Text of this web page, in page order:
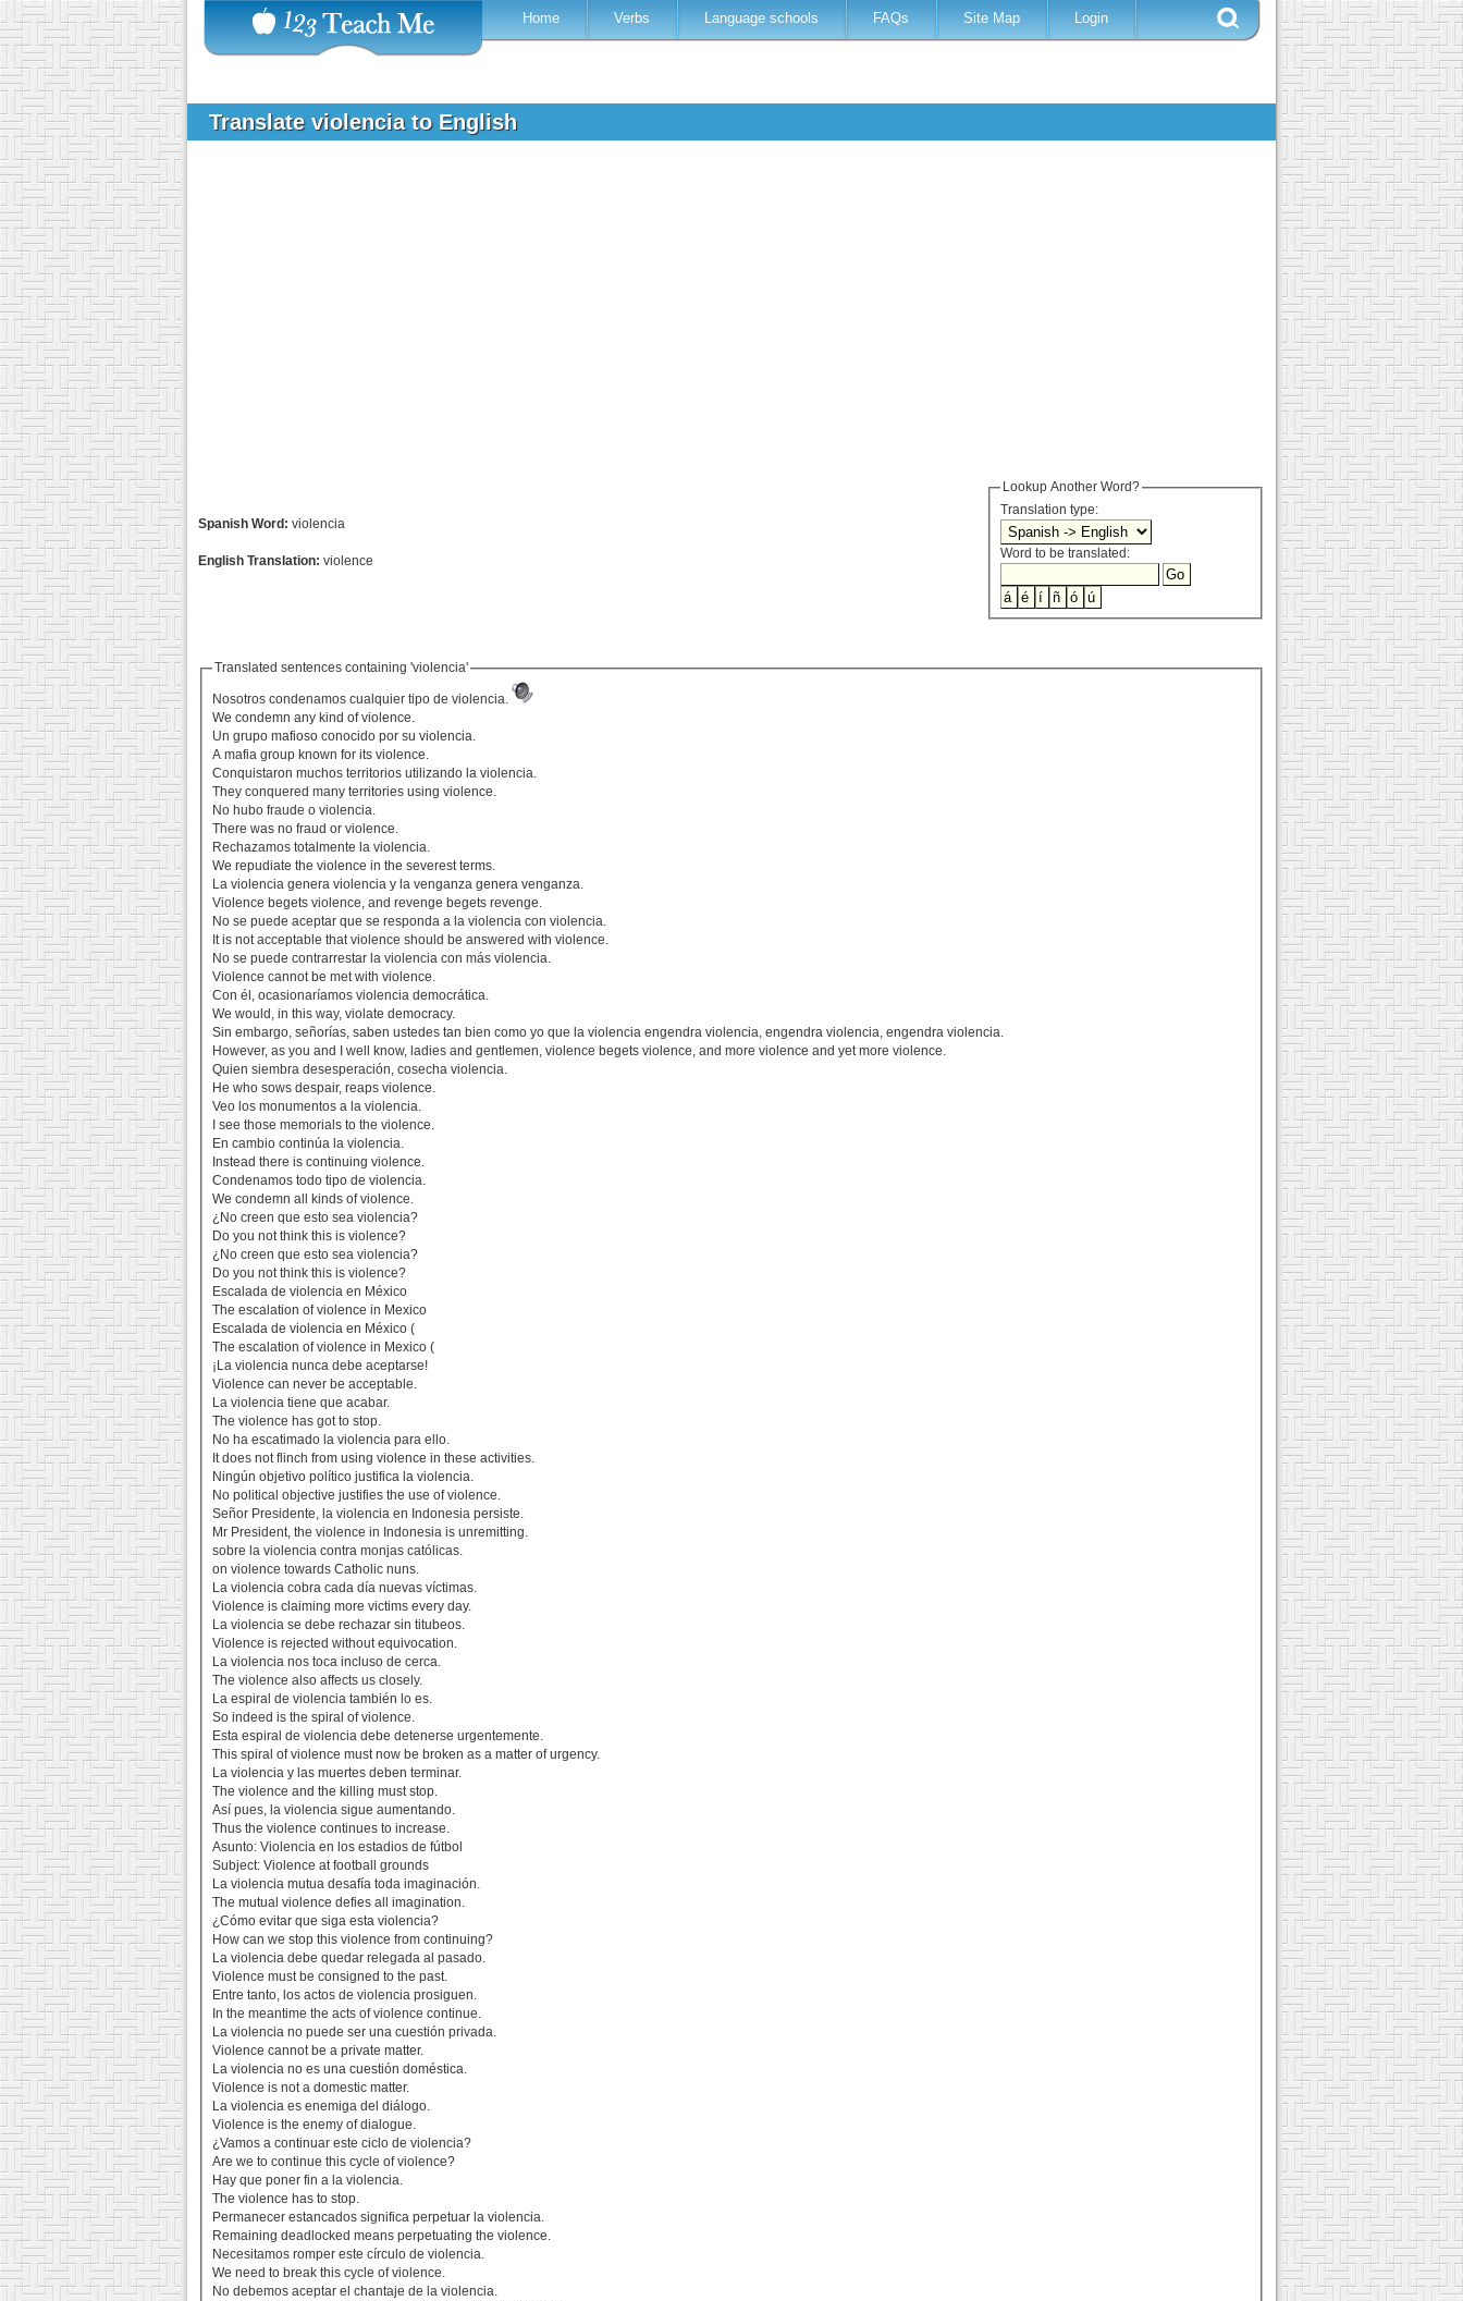
Home Verbs Language schools FAQs Site Map Login
Translate violencia to English
Lookup Another Word?
Translation type:
Word to be translated:
Spanish Word: violencia
English Translation: violence
Translated sentences containing 'violencia'
Nosotros condenamos cualquier tipo de violencia.
We condemn any kind of violence.
Un grupo mafioso conocido por su violencia.
A mafia group known for its violence.
Conquistaron muchos territorios utilizando la violencia.
They conquered many territories using violence.
No hubo fraude o violencia.
There was no fraud or violence.
Rechazamos totalmente la violencia.
We repudiate the violence in the severest terms.
La violencia genera violencia y la venganza genera venganza.
Violence begets violence, and revenge begets revenge.
No se puede aceptar que se responda a la violencia con violencia.
It is not acceptable that violence should be answered with violence.
No se puede contrarrestar la violencia con más violencia.
Violence cannot be met with violence.
Con él, ocasionaríamos violencia democrática.
We would, in this way, violate democracy.
Sin embargo, señorías, saben ustedes tan bien como yo que la violencia engendra violencia, engendra violencia, engendra violencia.
However, as you and I well know, ladies and gentlemen, violence begets violence, and more violence and yet more violence.
Quien siembra desesperación, cosecha violencia.
He who sows despair, reaps violence.
Veo los monumentos a la violencia.
I see those memorials to the violence.
En cambio continúa la violencia.
Instead there is continuing violence.
Condenamos todo tipo de violencia.
We condemn all kinds of violence.
¿No creen que esto sea violencia?
Do you not think this is violence?
¿No creen que esto sea violencia?
Do you not think this is violence?
Escalada de violencia en México
The escalation of violence in Mexico
Escalada de violencia en México (
The escalation of violence in Mexico (
¡La violencia nunca debe aceptarse!
Violence can never be acceptable.
La violencia tiene que acabar.
The violence has got to stop.
No ha escatimado la violencia para ello.
It does not flinch from using violence in these activities.
Ningún objetivo político justifica la violencia.
No political objective justifies the use of violence.
Señor Presidente, la violencia en Indonesia persiste.
Mr President, the violence in Indonesia is unremitting.
sobre la violencia contra monjas católicas.
on violence towards Catholic nuns.
La violencia cobra cada día nuevas víctimas.
Violence is claiming more victims every day.
La violencia se debe rechazar sin titubeos.
Violence is rejected without equivocation.
La violencia nos toca incluso de cerca.
The violence also affects us closely.
La espiral de violencia también lo es.
So indeed is the spiral of violence.
Esta espiral de violencia debe detenerse urgentemente.
This spiral of violence must now be broken as a matter of urgency.
La violencia y las muertes deben terminar.
The violence and the killing must stop.
Así pues, la violencia sigue aumentando.
Thus the violence continues to increase.
Asunto: Violencia en los estadios de fútbol
Subject: Violence at football grounds
La violencia mutua desafía toda imaginación.
The mutual violence defies all imagination.
¿Cómo evitar que siga esta violencia?
How can we stop this violence from continuing?
La violencia debe quedar relegada al pasado.
Violence must be consigned to the past.
Entre tanto, los actos de violencia prosiguen.
In the meantime the acts of violence continue.
La violencia no puede ser una cuestión privada.
Violence cannot be a private matter.
La violencia no es una cuestión doméstica.
Violence is not a domestic matter.
La violencia es enemiga del diálogo.
Violence is the enemy of dialogue.
¿Vamos a continuar este ciclo de violencia?
Are we to continue this cycle of violence?
Hay que poner fin a la violencia.
The violence has to stop.
Permanecer estancados significa perpetuar la violencia.
Remaining deadlocked means perpetuating the violence.
Necesitamos romper este círculo de violencia.
We need to break this cycle of violence.
No debemos aceptar el chantaje de la violencia.